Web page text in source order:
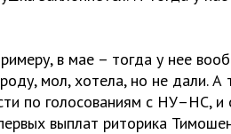
в мае – тогда у нее
мол, хотела, но не дали. А
по голосованиям с НУ–НС,
выплат риторика